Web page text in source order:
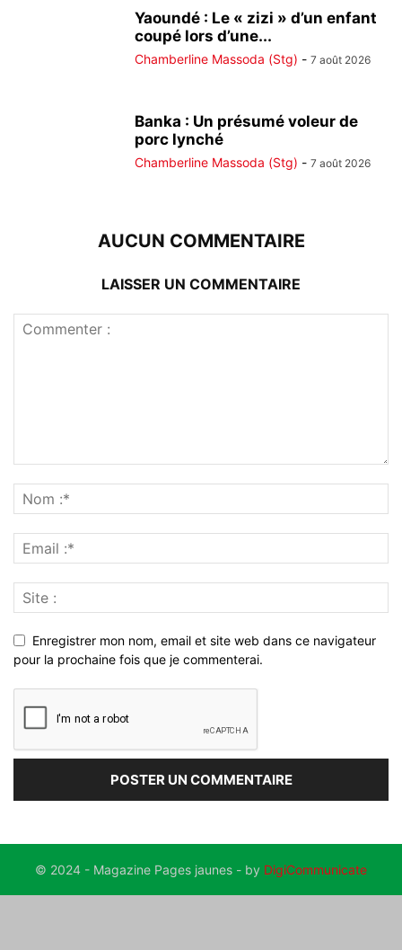
Yaoundé : Le « zizi » d’un enfant
coupé lors d’une...
Chamberline Massoda (Stg) - 7 août 2026
Banka : Un présumé voleur de
porc lynché
Chamberline Massoda (Stg) - 7 août 2026
AUCUN COMMENTAIRE
LAISSER UN COMMENTAIRE
Enregistrer mon nom, email et site web dans ce navigateur
pour la prochaine fois que je commenterai.
© 2024 - Magazine Pages jaunes - by DigiCommunicate